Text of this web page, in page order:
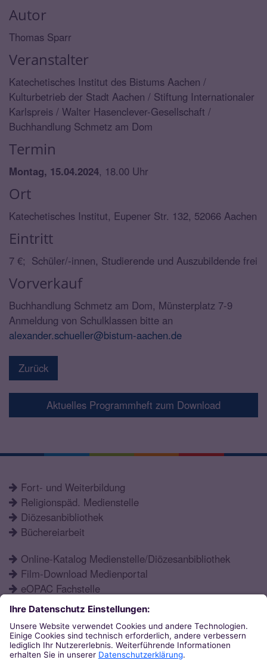
Autor
Thomas Sparr
Veranstalter
Katechetisches Institut des Bistums Aachen /
Kulturbetrieb der Stadt Aachen / Stiftung Internationaler
Karlspreis / Walter Hasenclever-Gesellschaft /
Buchhandlung Schmetz am Dom
Termin
Montag, 15.04.2024, 18.00 Uhr
Ort
Katechetisches Institut, Eupener Str. 132, 52066 Aachen
Eintritt
7 €; Schüler/-innen, Studierende und Auszubildende frei
Vorverkauf
Buchhandlung Schmetz am Dom, Münsterplatz 7-9
Anmeldung von Schulklassen bitte an
alexander.schueller@bistum-aachen.de
Zurück
Aktuelles Programmheft zum Download
Fort- und Weiterbildung
Religionspäd. Medienstelle
Diözesanbibliothek
Büchereiarbeit
Online-Katalog Medienstelle/Diözesanbibliothek
Film-Download Medienportal
eOPAC Fachstelle
Fortbildungsprogramm
Schulformen
Öffnungszeiten